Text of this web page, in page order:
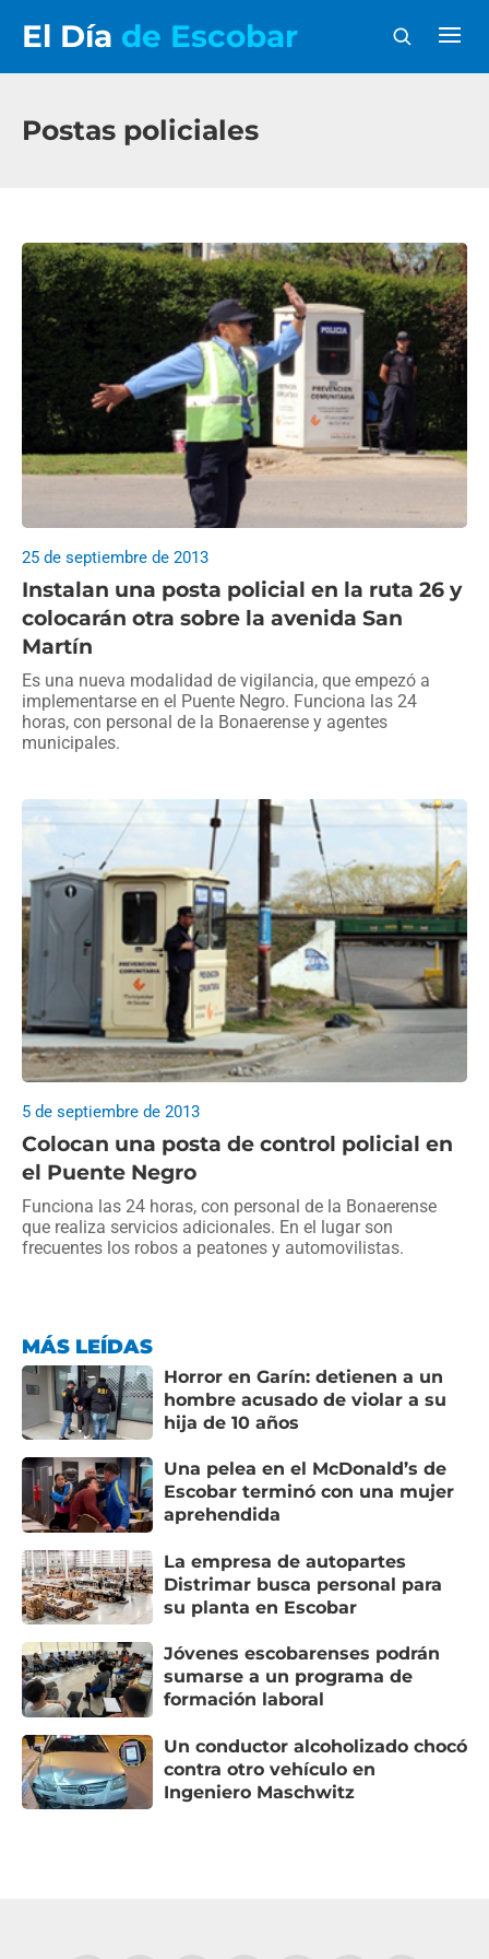
El Día de Escobar
Postas policiales
Instalan una posta policial en la ruta 26 y
colocarán otra sobre la avenida San
Martín
25 de septiembre de 2013
Es una nueva modalidad de vigilancia, que empezó a
implementarse en el Puente Negro. Funciona las 24
horas, con personal de la Bonaerense y agentes
municipales.
Colocan una posta de control policial en
el Puente Negro
5 de septiembre de 2013
Funciona las 24 horas, con personal de la Bonaerense
que realiza servicios adicionales. En el lugar son
frecuentes los robos a peatones y automovilistas.
MÁS LEÍDAS
Horror en Garín: detienen a un
hombre acusado de violar a su
hija de 10 años
Una pelea en el McDonald’s de
Escobar terminó con una mujer
aprehendida
La empresa de autopartes
Distrimar busca personal para
su planta en Escobar
Jóvenes escobarenses podrán
sumarse a un programa de
formación laboral
Un conductor alcoholizado chocó
contra otro vehículo en
Ingeniero Maschwitz